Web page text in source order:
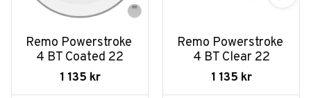
Remo Powerstroke
4 BT Coated 22
1 135 kr
Remo Powerstroke
4 BT Clear 22
1 135 kr